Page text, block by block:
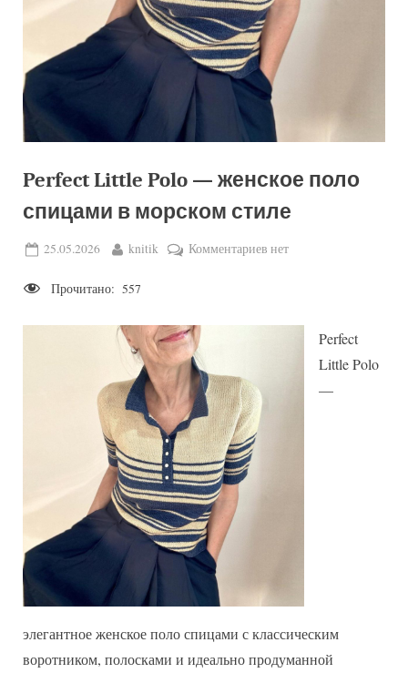
Perfect Little Polo — женское поло
спицами в морском стиле
Posted
25.05.2026 By
knitik Комментариевкнет
Прочитано: 557
Perfect
Little Polo
—
элегантное женское поло спицами с классическим
воротником, полосками и идеально продуманной